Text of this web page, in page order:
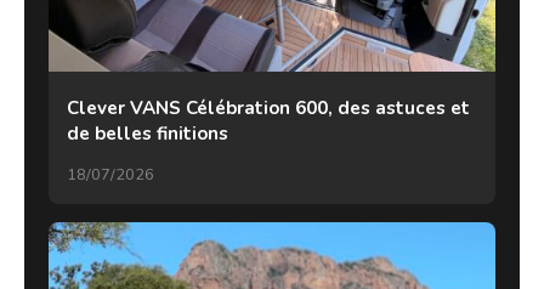
Clever VANS Célébration 600, des astuces et
de belles finitions
18/07/2026